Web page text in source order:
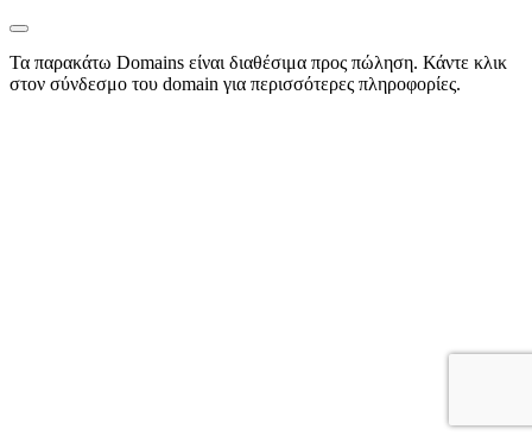
Τα παρακάτω Domains είναι διαθέσιμα προς πώληση. Κάντε κλικ
στον σύνδεσμο του domain για περισσότερες πληροφορίες.